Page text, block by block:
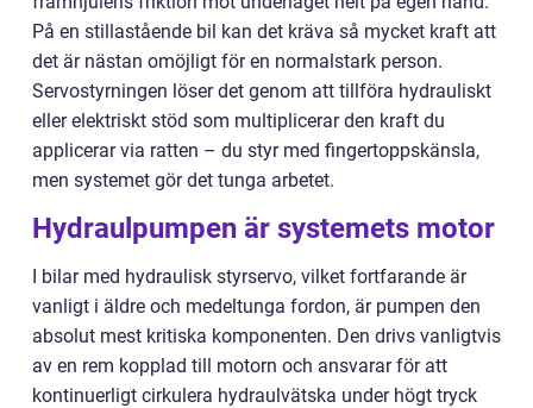
På en stillastående bil kan det kräva så mycket kraft att
det är nästan omöjligt för en normalstark person.
Servostyrningen löser det genom att tillföra hydrauliskt
eller elektriskt stöd som multiplicerar den kraft du
applicerar via ratten – du styr med fingertoppskänsla,
men systemet gör det tunga arbetet.
Hydraulpumpen är systemets motor
I bilar med hydraulisk styrservo, vilket fortfarande är
vanligt i äldre och medeltunga fordon, är pumpen den
absolut mest kritiska komponenten. Den drivs vanligtvis
av en rem kopplad till motorn och ansvarar för att
kontinuerligt cirkulera hydraulvätska under högt tryck